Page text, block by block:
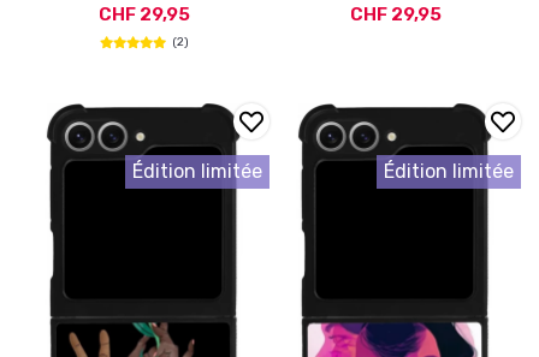
CHF 29,95
(2)
CHF 29,95
Édition limitée Édition limitée